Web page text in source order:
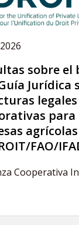
sobre el
Jurídica
legales
para
FAO/
Cooperativa